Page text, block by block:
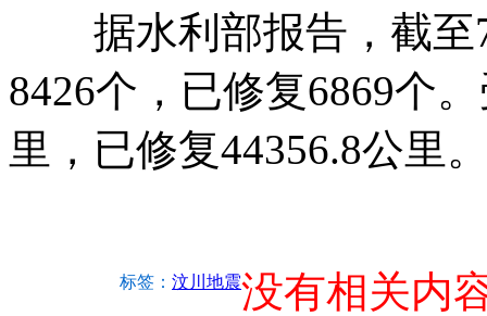
据水利部报告，截至7
8426个，已修复6869个
里，已修复44356.8公里
标签： 汶川地震没有相关内